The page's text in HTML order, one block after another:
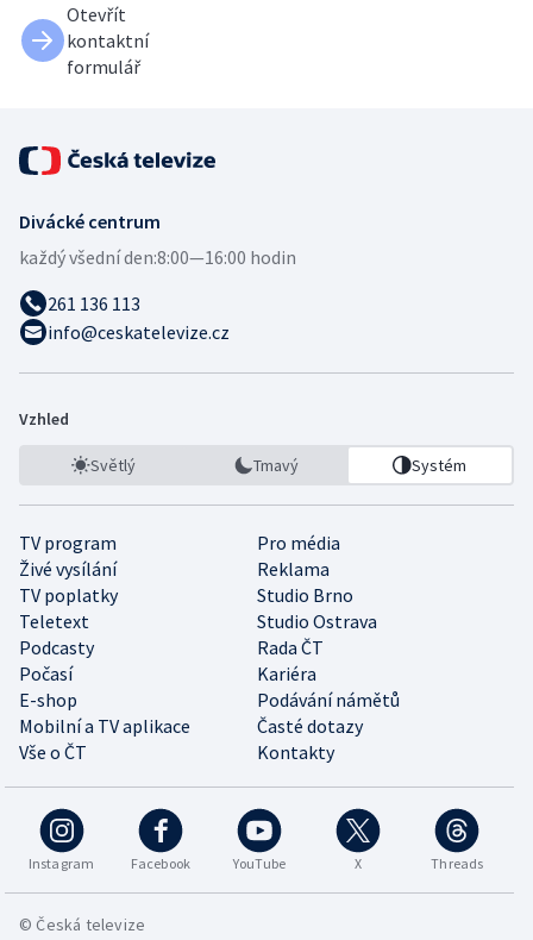
Otevřít
kontaktní
formulář
Divácké centrum
každý všední den:8:00—16:00 hodin
261 136 113
info@ceskatelevize.cz
Vzhled
Světlý Tmavý Systém
TV program
Pro média
Živé vysílání
Reklama
TV poplatky
Studio Brno
Teletext
Studio Ostrava
Podcasty
Rada ČT
Počasí
Kariéra
E-shop
Podávání námětů
Mobilní a TV aplikace
Časté dotazy
Vše o ČT
Kontakty
Instagram Facebook YouTube X Threads
© Česká televize